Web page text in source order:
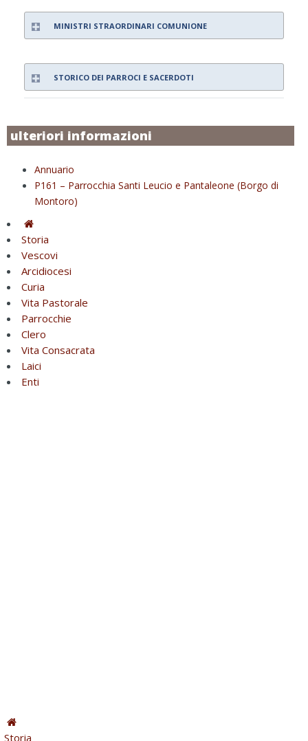
MINISTRI STRAORDINARI COMUNIONE
STORICO DEI PARROCI E SACERDOTI
ulteriori informazioni
Annuario
P161 – Parrocchia Santi Leucio e Pantaleone (Borgo di
Montoro)
Storia
Vescovi
Arcidiocesi
Curia
Vita Pastorale
Parrocchie
Clero
Vita Consacrata
Laici
Enti
Storia